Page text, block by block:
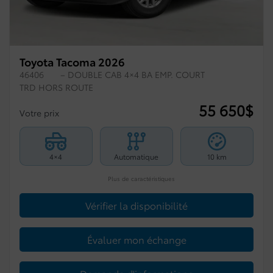
Toyota Tacoma 2026
46406
– DOUBLE CAB 4×4 BA EMP. COURT
TRD HORS ROUTE
Votre prix 55 650$
4×4 Automatique 10 km
Plus de caractéristiques
Vérifier la disponibilité
Évaluer mon échange